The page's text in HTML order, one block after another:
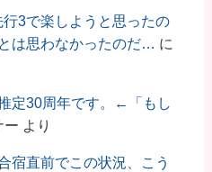
行3で楽しようと思ったの
は思わなかったのだ… に
定30周年です。←「もし
ー より
宿直前でこの状況、こう